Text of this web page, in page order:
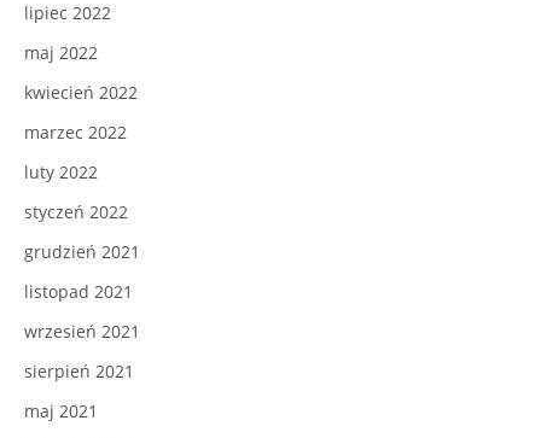
lipiec 2022
maj 2022
kwiecień 2022
marzec 2022
luty 2022
styczeń 2022
grudzień 2021
listopad 2021
wrzesień 2021
sierpień 2021
maj 2021